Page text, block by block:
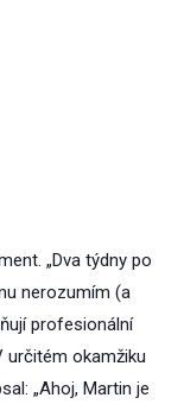
„Dva týdny po
nerozumím (a
profesionální
určitém okamžiku
„Ahoj, Martin je